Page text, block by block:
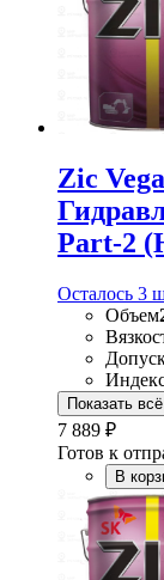
Zic
Part-2
Осталось 3
Объем
Показать всё
7 889 ₽
Готов к
В